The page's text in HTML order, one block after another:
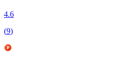
4.6
(9)